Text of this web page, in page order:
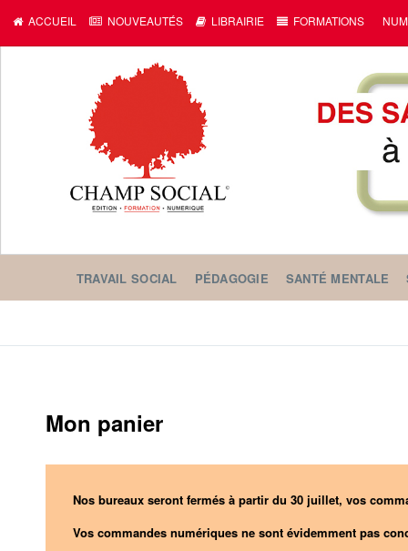
ACCUEIL NOUVEAUTÉS LIBRAIRIE FORMATIONS
TRAVAIL SOCIAL PÉDAGOGIE SANTÉ MENTALE
Mon panier
Nos bureaux seront fermés à partir du 30 juillet, vos
Vos commandes numériques ne sont évidemment pas